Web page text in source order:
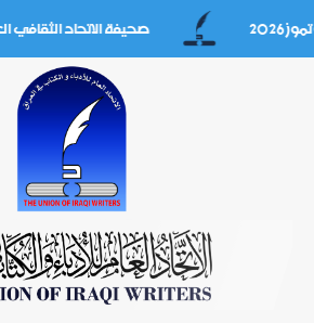
صحيفة الاتحاد الثقافي العدد(104)-تموز-2026